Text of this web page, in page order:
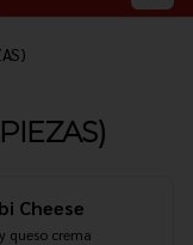
Cheese
queso crema